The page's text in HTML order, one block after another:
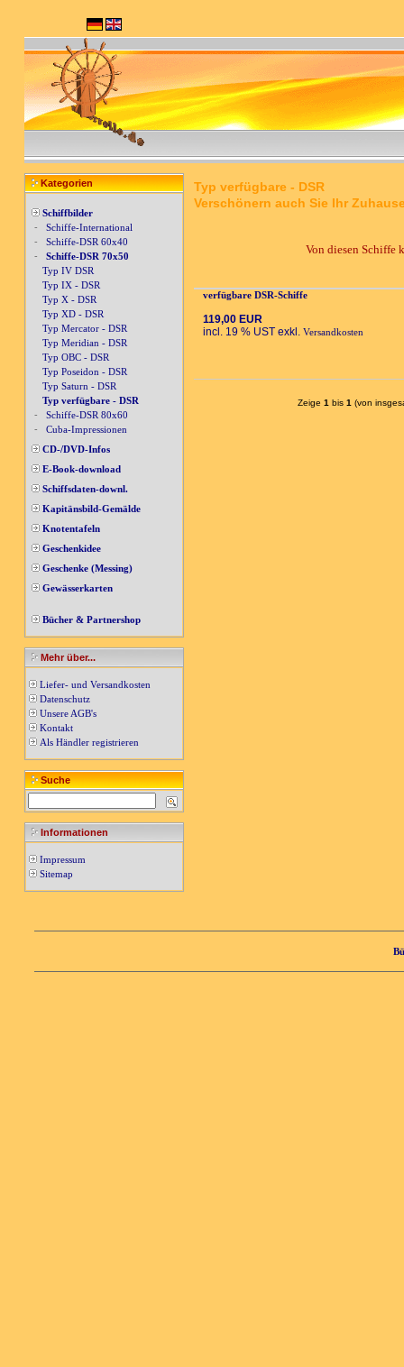
Kategorien
Schiffbilder
- Schiffe-International
- Schiffe-DSR 60x40
- Schiffe-DSR 70x50
Typ IV DSR
Typ IX - DSR
Typ X - DSR
Typ XD - DSR
Typ Mercator - DSR
Typ Meridian - DSR
Typ OBC - DSR
Typ Poseidon - DSR
Typ Saturn - DSR
Typ verfügbare - DSR
- Schiffe-DSR 80x60
- Cuba-Impressionen
CD-/DVD-Infos
E-Book-download
Schiffsdaten-downl.
Kapitänsbild-Gemälde
Knotentafeln
Geschenkidee
Geschenke (Messing)
Gewässerkarten
Bücher & Partnershop
Mehr über...
Liefer- und Versandkosten
Datenschutz
Unsere AGB's
Kontakt
Als Händler registrieren
Suche
Informationen
Impressum
Sitemap
Typ verfügbare - DSR
Verschönern auch Sie Ihr
Von diesen Schiffe
verfügbare DSR-Schiffe
119,00 EUR
incl. 19 % UST exkl. Versandkosten
Zeige 1 bis 1 (von